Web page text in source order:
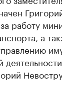
работу
а